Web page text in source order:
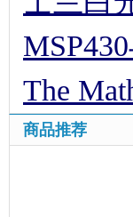
The
商品推荐